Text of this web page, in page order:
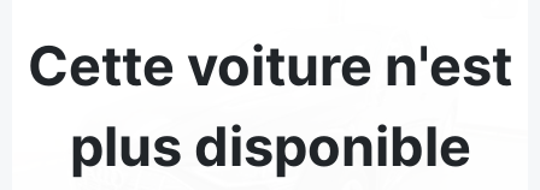
Cette voiture n'est
plus disponible